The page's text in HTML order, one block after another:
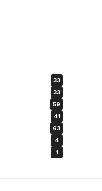
33
33
59
41
63
4
1